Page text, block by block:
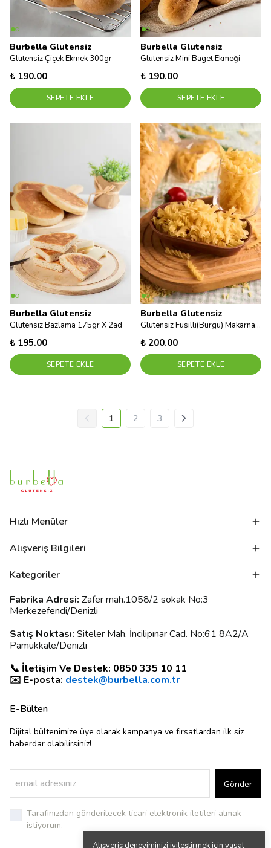
Alışveriş deneyiminizi iyileştirmek için yasal
Burbella Glutensiz
Glutensiz Çiçek Ekmek 300gr
₺ 190.00
SEPETE EKLE
Burbella Glutensiz
Glutensiz Mini Baget Ekmeği
₺ 190.00
SEPETE EKLE
Burbella Glutensiz
Glutensiz Bazlama 175gr X 2ad
₺ 195.00
SEPETE EKLE
Burbella Glutensiz
Glutensiz Fusilli(Burgu) Makarna 300 g
₺ 200.00
SEPETE EKLE
1 2 3
Hızlı Menüler
Alışveriş Bilgileri
Kategoriler
Fabrika Adresi: Zafer mah.1058/2 sokak No:3
Merkezefendi/Denizli
Satış Noktası: Siteler Mah. İncilipınar Cad. No:61 8A2/A
Pamukkale/Denizli
📞 İletişim Ve Destek: 0850 335 10 11
✉️ E-posta: destek@burbella.com.tr
E-Bülten
Dijital bültenimize üye olarak kampanya ve fırsatlardan ilk siz
haberdar olabilirsiniz!
Gönder
Tarafınızdan gönderilecek ticari elektronik iletileri almak
istiyorum.